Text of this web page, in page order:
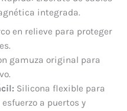
integrada.
en relieve para proteger
gamuza original para
Silicona flexible para
a puertos y